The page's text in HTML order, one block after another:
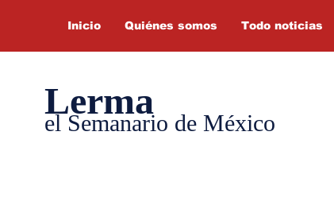
Inicio Quiénes somos Todo noticias
Lerma
el Semanario de México